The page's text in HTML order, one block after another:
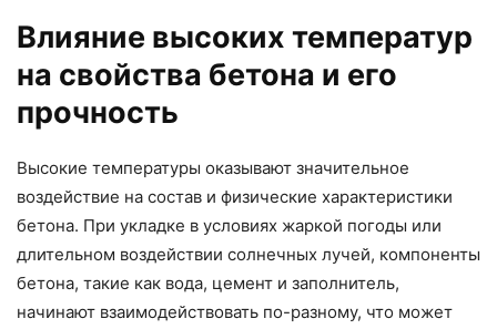
Влияние высоких температур
на свойства бетона и его
прочность
Высокие температуры оказывают значительное
воздействие на состав и физические характеристики
бетона. При укладке в условиях жаркой погоды или
длительном воздействии солнечных лучей, компоненты
бетона, такие как вода, цемент и заполнитель,
начинают взаимодействовать по-разному, что может